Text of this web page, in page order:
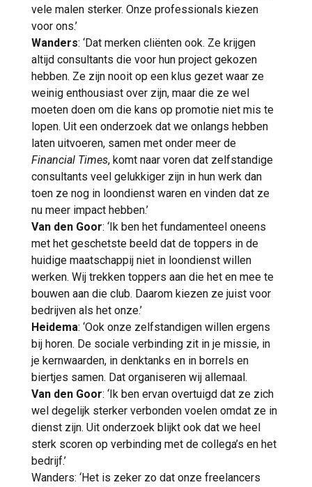
vele malen sterker. Onze professionals kiezen
voor ons.’
Wanders: ‘Dat merken cliënten ook. Ze krijgen
altijd consultants die voor hun project gekozen
hebben. Ze zijn nooit op een klus gezet waar ze
weinig enthousiast over zijn, maar die ze wel
moeten doen om die kans op promotie niet mis te
lopen. Uit een onderzoek dat we onlangs hebben
laten uitvoeren, samen met onder meer de
Financial Times, komt naar voren dat zelfstandige
consultants veel gelukkiger zijn in hun werk dan
toen ze nog in loondienst waren en vinden dat ze
nu meer impact hebben.’
Van den Goor: ‘Ik ben het fundamenteel oneens
met het geschetste beeld dat de toppers in de
huidige maatschappij niet in loondienst willen
werken. Wij trekken toppers aan die het en mee te
bouwen aan die club. Daarom kiezen ze juist voor
bedrijven als het onze.’
Heidema: ‘Ook onze zelfstandigen willen ergens
bij horen. De sociale verbinding zit in je missie, in
je kernwaarden, in denktanks en in borrels en
biertjes samen. Dat organiseren wij allemaal.
Van den Goor: ‘Ik ben ervan overtuigd dat ze zich
wel degelijk sterker verbonden voelen omdat ze in
dienst zijn. Uit onderzoek blijkt ook dat we heel
sterk scoren op verbinding met de collega’s en het
bedrijf.’
Wanders: ‘Het is zeker zo dat onze freelancers